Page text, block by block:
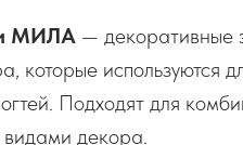
МИЛА — декоративные
которые используются
Подходят для
видами декора.